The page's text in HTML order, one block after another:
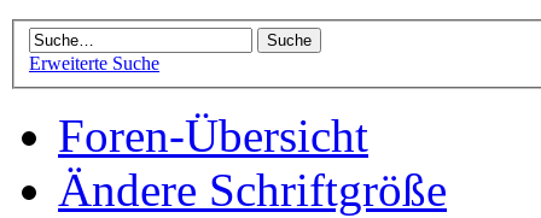
Erweiterte Suche
Foren-Übersicht
Ändere Schriftgröße